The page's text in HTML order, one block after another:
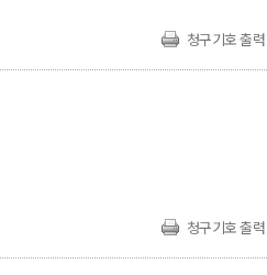
청구기호 출력
청구기호 출력